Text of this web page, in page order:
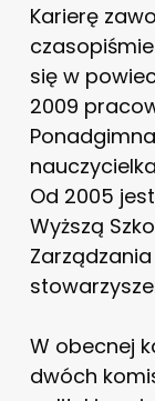
Karierę
czasopiśmie
się w
2009
Od 2005
Wyższą
W obecnej
dwóch